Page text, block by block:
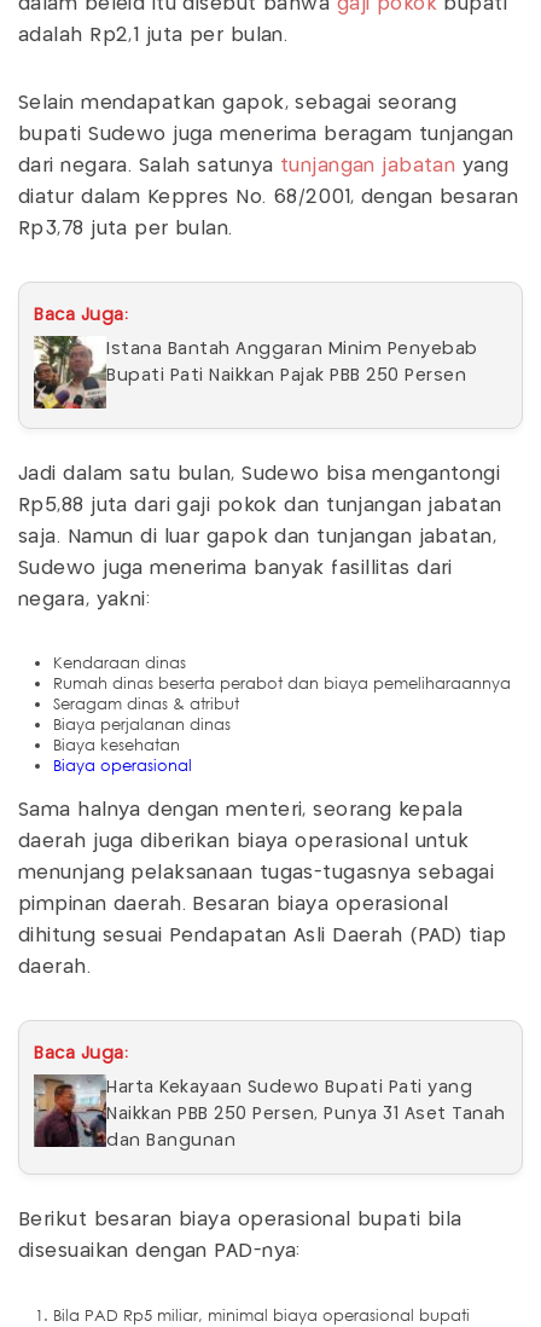
dalam beleid itu disebut bahwa gaji pokok bupati
adalah Rp2,1 juta per bulan.
Selain mendapatkan gapok, sebagai seorang
bupati Sudewo juga menerima beragam tunjangan
dari negara. Salah satunya tunjangan jabatan yang
diatur dalam Keppres No. 68/2001, dengan besaran
Rp3,78 juta per bulan.
Baca Juga:
Istana Bantah Anggaran Minim Penyebab
Bupati Pati Naikkan Pajak PBB 250 Persen
Jadi dalam satu bulan, Sudewo bisa mengantongi
Rp5,88 juta dari gaji pokok dan tunjangan jabatan
saja. Namun di luar gapok dan tunjangan jabatan,
Sudewo juga menerima banyak fasillitas dari
negara, yakni:
Kendaraan dinas
Rumah dinas beserta perabot dan biaya pemeliharaannya
Seragam dinas & atribut
Biaya perjalanan dinas
Biaya kesehatan
Biaya operasional
Sama halnya dengan menteri, seorang kepala
daerah juga diberikan biaya operasional untuk
menunjang pelaksanaan tugas-tugasnya sebagai
pimpinan daerah. Besaran biaya operasional
dihitung sesuai Pendapatan Asli Daerah (PAD) tiap
daerah.
Baca Juga:
Harta Kekayaan Sudewo Bupati Pati yang
Naikkan PBB 250 Persen, Punya 31 Aset Tanah
dan Bangunan
Berikut besaran biaya operasional bupati bila
disesuaikan dengan PAD-nya:
Bila PAD Rp5 miliar, minimal biaya operasional bupati